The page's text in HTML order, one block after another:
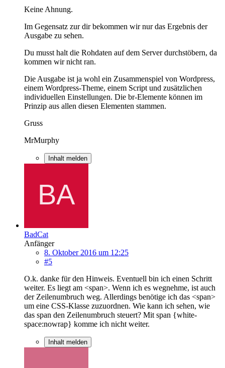
Keine Ahnung.
Im Gegensatz zur dir bekommen wir nur das Ergebnis der
Ausgabe zu sehen.
Du musst halt die Rohdaten auf dem Server durchstöbern, da
kommen wir nicht ran.
Die Ausgabe ist ja wohl ein Zusammenspiel von Wordpress,
einem Wordpress-Theme, einem Script und zusätzlichen
individuellen Einstellungen. Die br-Elemente können im
Prinzip aus allen diesen Elementen stammen.
Gruss
MrMurphy
Inhalt melden
BadCat
Anfänger
8. Oktober 2016 um 12:25
#5
O.k. danke für den Hinweis. Eventuell bin ich einen Schritt
weiter. Es liegt am <span>. Wenn ich es wegnehme, ist auch
der Zeilenumbruch weg. Allerdings benötige ich das <span>
um eine CSS-Klasse zuzuordnen. Wie kann ich sehen, wie
das span den Zeilenumbruch steuert? Mit span {white-
space:nowrap} komme ich nicht weiter.
Inhalt melden